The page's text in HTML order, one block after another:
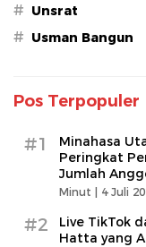
# Unsrat
# Usman Bangun
Pos Terpopuler
#1
Minahasa
Peringkat
Jumlah
Minut | 4 Juli
#2
Live TikTok
Hatta yang